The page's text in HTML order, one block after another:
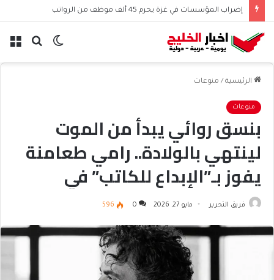
إضراب المؤسسات في غزة يحرم 45 ألف موظف من الرواتب
بحث الوضع
الرئيسية / منوعات
منوعات
بنسق روائي يبدأ من الموت
لينتهي بالولادة.. رامي طعامنة
يفوز بـ”الإبداع للكاتب” في
الدوحة
فريق التحرير مايو 27, 2026 0
596